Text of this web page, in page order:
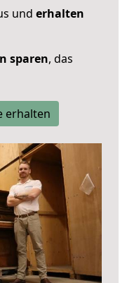
und erhalten
sparen, das
erhalten